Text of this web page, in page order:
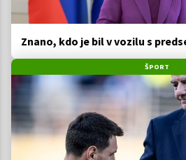
Znano, kdo je bil v vozilu s
ŠPORT